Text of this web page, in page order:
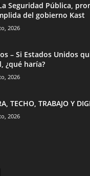
Seguridad Pública,
del gobierno Kast
2026
– Si Estados Unidos
¿qué haría?
2026
TECHO, TRABAJO Y
2026